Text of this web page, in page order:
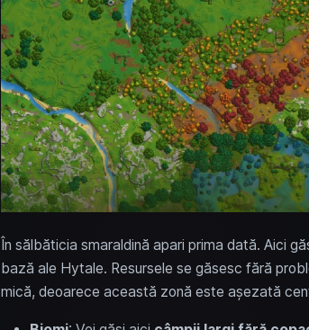
În sălbăticia smaraldină apari prima dată. Aici
bază ale Hytale. Resursele se găsesc fără
mică, deoarece această zonă este așezată